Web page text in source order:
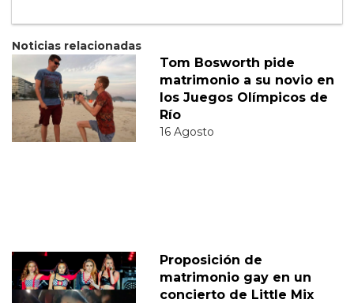
Noticias relacionadas
Tom Bosworth pide
matrimonio a su novio en
los Juegos Olímpicos de
Río
16 Agosto
Proposición de
matrimonio gay en un
concierto de Little Mix